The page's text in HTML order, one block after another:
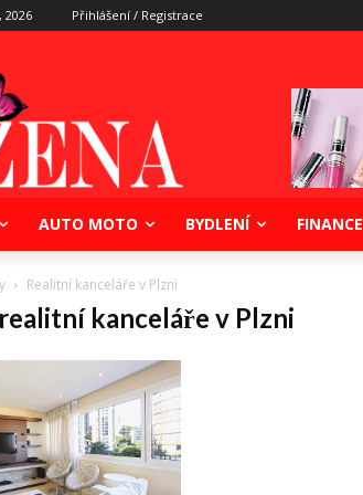
2026 Přihlášení / Registrace
AUTO MOTO BYDLENÍ FINANCE
Realitní kanceláře v Plzni
kanceláře v Plzni